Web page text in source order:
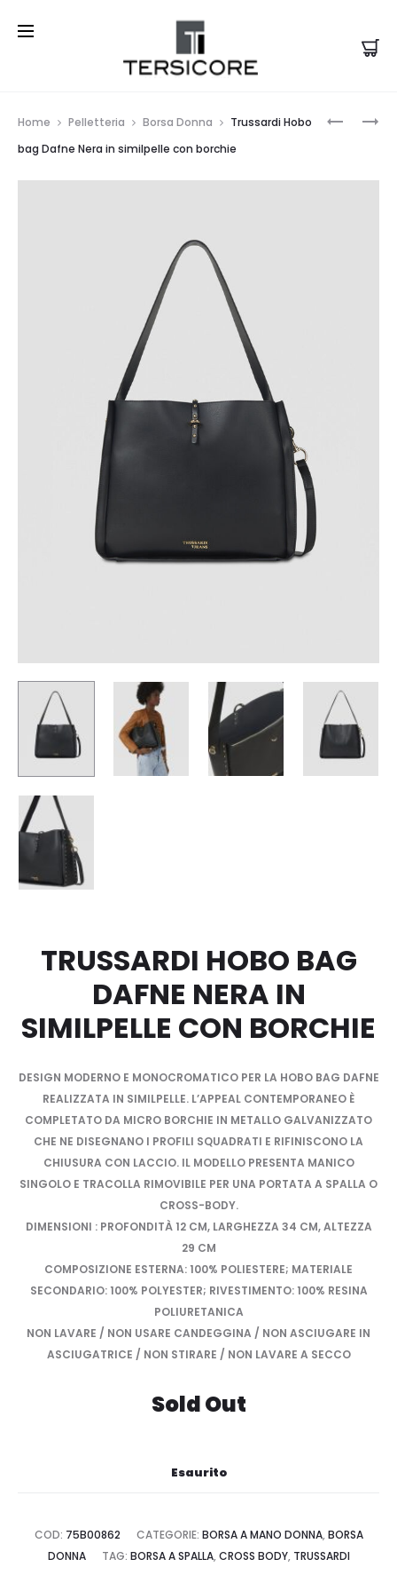
Home Pelletteria Borsa Donna
Trussardi Hobo
bag Dafne Nera in similpelle con borchie
TRUSSARDI HOBO BAG
DAFNE NERA IN
SIMILPELLE CON BORCHIE
DESIGN MODERNO E MONOCROMATICO PER LA HOBO BAG DAFNE
REALIZZATA IN SIMILPELLE. L’APPEAL CONTEMPORANEO È
COMPLETATO DA MICRO BORCHIE IN METALLO GALVANIZZATO
CHE NE DISEGNANO I PROFILI SQUADRATI E RIFINISCONO LA
CHIUSURA CON LACCIO. IL MODELLO PRESENTA MANICO
SINGOLO E TRACOLLA RIMOVIBILE PER UNA PORTATA A SPALLA O
CROSS-BODY.
DIMENSIONI : PROFONDITÀ 12 CM, LARGHEZZA 34 CM, ALTEZZA
29 CM
COMPOSIZIONE ESTERNA: 100% POLIESTERE; MATERIALE
SECONDARIO: 100% POLYESTER; RIVESTIMENTO: 100% RESINA
POLIURETANICA
NON LAVARE / NON USARE CANDEGGINA / NON ASCIUGARE IN
ASCIUGATRICE / NON STIRARE / NON LAVARE A SECCO
Sold Out
Esaurito
COD: 75B00862 CATEGORIE: BORSA A MANO DONNA, BORSA
DONNA
TAG: BORSA A SPALLA, CROSS BODY, TRUSSARDI